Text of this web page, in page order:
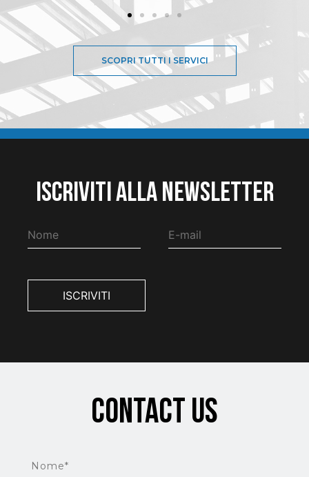
SCOPRI TUTTI I SERVICI
Iscriviti alla Newsletter
Contact us